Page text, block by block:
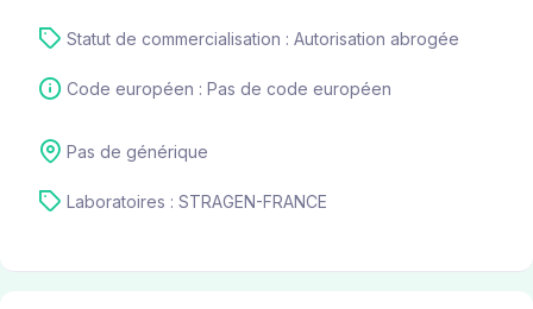
Statut de commercialisation : Autorisation abrogée
Code européen : Pas de code européen
Pas de générique
Laboratoires : STRAGEN-FRANCE